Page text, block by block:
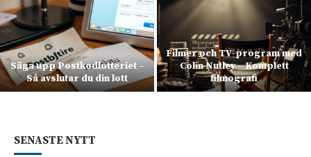
Säga upp Postkodlotteriet –
Så avslutar du din lott
Filmer och TV-program med
Colin Nutley – Komplett
filmografi
SENASTE NYTT